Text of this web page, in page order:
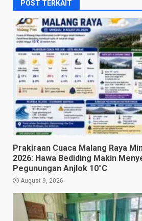
POST TERKAIT
Prakiraan Cuaca Malang Raya
2026: Hawa Bediding Makin
Pegunungan Anjlok 10°C
August 9, 2026